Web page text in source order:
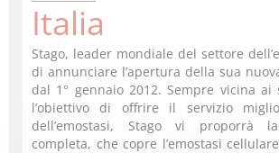
Italia
Stago, leader mondiale del settore
di annunciare l’apertura della sua
dal 1° gennaio 2012. Sempre vicina
l’obiettivo di offrire il servizio
dell’emostasi, Stago vi proporrà
completa, che copre l’emostasi